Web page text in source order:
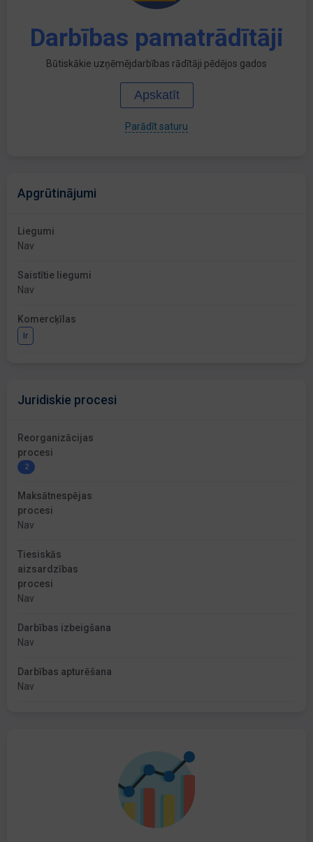
Darbības pamatrādītāji
Būtiskākie uzņēmējdarbības rādītāji pēdējos gados
Apskatīt
Parādīt saturu
Apgrūtinājumi
Liegumi
Nav
Saistītie liegumi
Nav
Komercķīlas
Ir
Juridiskie procesi
Reorganizācijas
procesi
2
Maksātnespējas
procesi
Nav
Tiesiskās
aizsardzības
procesi
Nav
Darbības izbeigšana
Nav
Darbības apturēšana
Nav